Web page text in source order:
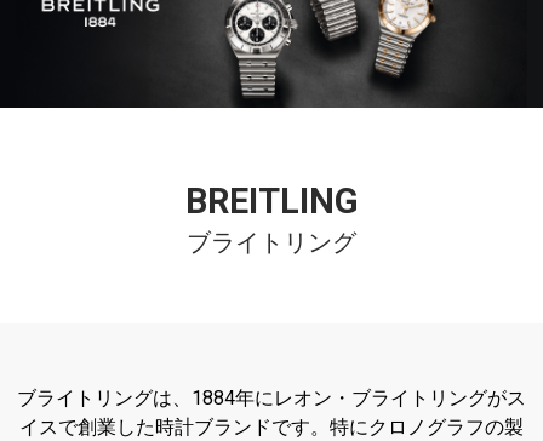
BREITLING
ブライトリング
ブライトリングは、1884年にレオン・ブライトリングがス
イスで創業した時計ブランドです。特にクロノグラフの製